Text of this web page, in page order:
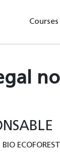
Courses
BIO